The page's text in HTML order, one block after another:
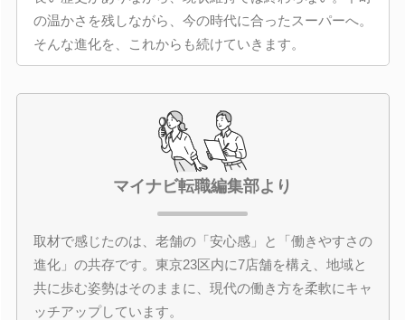
の温かさを残しながら、今の時代に合ったスーパーへ。
そんな進化を、これからも続けていきます。
マイナビ転職編集部より
取材で感じたのは、老舗の「安心感」と「働きやすさの
進化」の共存です。東京23区内に7店舗を構え、地域と
共に歩む姿勢はそのままに、現代の働き方を柔軟にキャ
ッチアップしています。